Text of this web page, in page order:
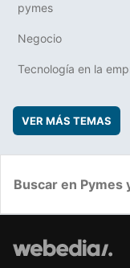
pymes
Negocio
Tecnología en la
VER MÁS TEMAS